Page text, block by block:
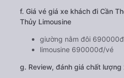
f. Giá vé giá xe khách đi Cần
Thủy Limousine
giường nằm đôi
limousine 690000đ/vé
g. Review, đánh giá chất lượng